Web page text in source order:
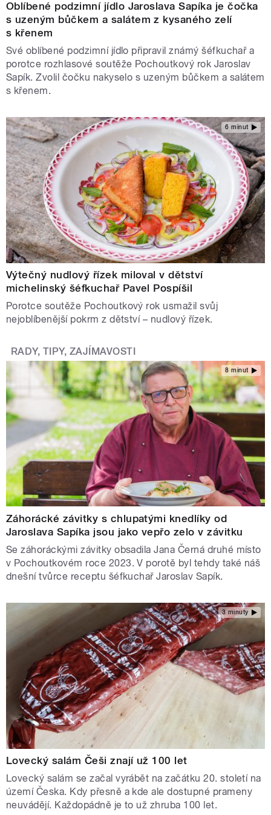
Oblíbené podzimní jídlo Jaroslava Sapíka je čočka
s uzeným bůčkem a salátem z kysaného zelí
s křenem
Své oblíbené podzimní jídlo připravil známý šéfkuchař a
porotce rozhlasové soutěže Pochoutkový rok Jaroslav
Sapík. Zvolil čočku nakyselo s uzeným bůčkem a salátem
s křenem.
6 minut
Výtečný nudlový řízek miloval v dětství
michelinský šéfkuchař Pavel Pospíšil
Porotce soutěže Pochoutkový rok usmažil svůj
nejoblíbenější pokrm z dětství – nudlový řízek.
RADY, TIPY, ZAJÍMAVOSTI
8 minut
Záhorácké závitky s chlupatými knedlíky od
Jaroslava Sapíka jsou jako vepřo zelo v závitku
Se záhoráckými závitky obsadila Jana Černá druhé místo
v Pochoutkovém roce 2023. V porotě byl tehdy také náš
dnešní tvůrce receptu šéfkuchař Jaroslav Sapík.
3 minuty
Lovecký salám Češi znají už 100 let
Lovecký salám se začal vyrábět na začátku 20. století na
území Česka. Kdy přesně a kde ale dostupné prameny
neuvádějí. Každopádně je to už zhruba 100 let.